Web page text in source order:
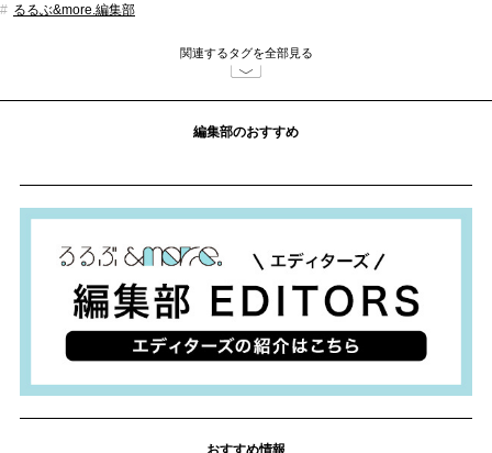
るるぶ&more.編集部
関連するタグを全部見る
編集部のおすすめ